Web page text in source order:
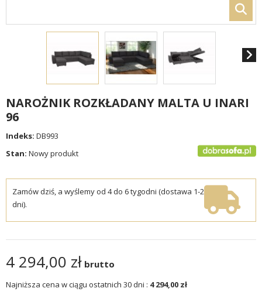
NAROŻNIK ROZKŁADANY MALTA U INARI
96
Indeks: DB993
Stan: Nowy produkt
Zamów dziś, a wyślemy od 4 do 6 tygodni (dostawa 1-2
dni).
4 294,00 zł brutto
Najniższa cena w ciągu ostatnich 30 dni : 4 294,00 zł